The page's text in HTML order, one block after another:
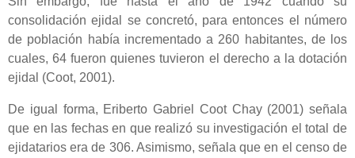
consolidación ejidal se concretó, para entonces el número
de población había incrementado a 260 habitantes, de los
cuales, 64 fueron quienes tuvieron el derecho a la dotación
ejidal (Coot, 2001).
De igual forma, Eriberto Gabriel Coot Chay (2001) señala
que en las fechas en que realizó su investigación el total de
ejidatarios era de 306. Asimismo, señala que en el censo de